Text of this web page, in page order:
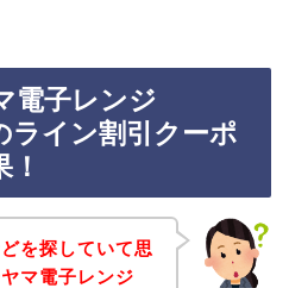
電子レンジ
ライン割引クーポ
を探していて思
マ電子レンジ